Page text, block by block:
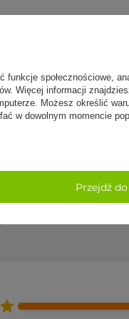
z podwójnym
funkcje społecznościowe,
Więcej informacji
Możesz określić
w dowolnym momencie
Przejdź